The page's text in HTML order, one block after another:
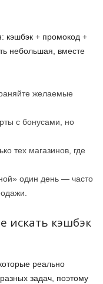
кэшбэк + промокод +
небольшая, вместе
желаемые
с бонусами, но
тех магазинов, где
один день — часто
искать кэшбэк
реально
задач, поэтому